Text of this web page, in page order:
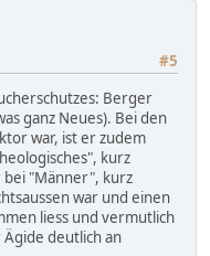
#5
Berger
ganz Neues). Bei den
war, ist er zudem
kurz
bei "Männer", kurz
war und einen
liess und vermutlich
deutlich an